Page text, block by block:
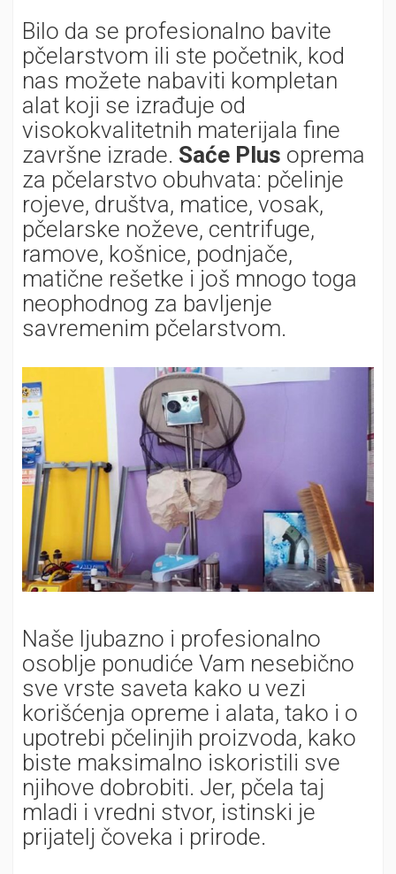
Bilo da se profesionalno bavite
pčelarstvom ili ste početnik, kod
nas možete nabaviti kompletan
alat koji se izrađuje od
visokokvalitetnih materijala fine
završne izrade. Saće Plus oprema
za pčelarstvo obuhvata: pčelinje
rojeve, društva, matice, vosak,
pčelarske noževe, centrifuge,
ramove, košnice, podnjače,
matične rešetke i još mnogo toga
neophodnog za bavljenje
savremenim pčelarstvom.
Naše ljubazno i profesionalno
osoblje ponudiće Vam nesebično
sve vrste saveta kako u vezi
korišćenja opreme i alata, tako i o
upotrebi pčelinjih proizvoda, kako
biste maksimalno iskoristili sve
njihove dobrobiti. Jer, pčela taj
mladi i vredni stvor, istinski je
prijatelj čoveka i prirode.